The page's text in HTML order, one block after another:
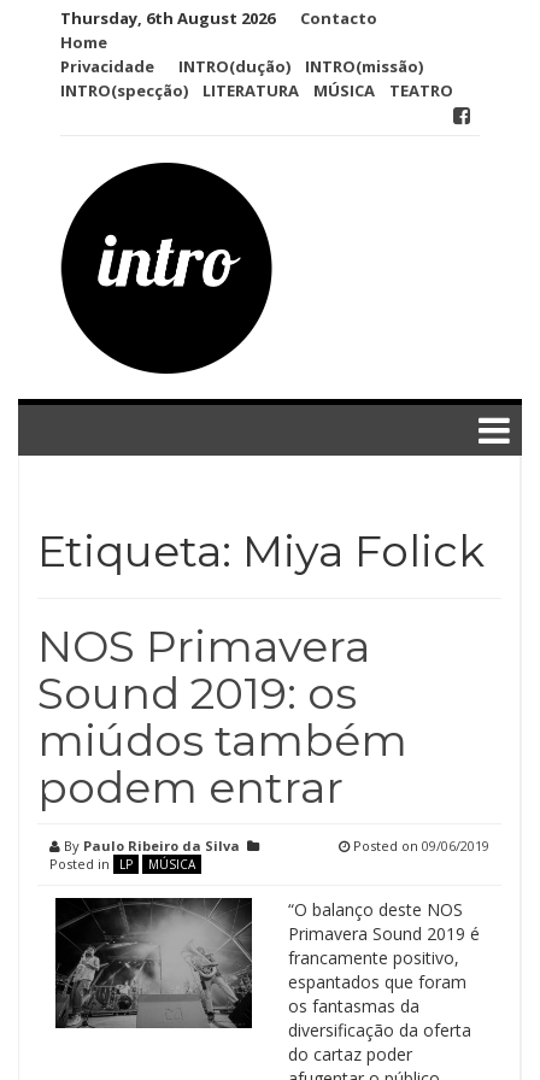
Thursday, 6th August 2026
Contacto
Home
Privacidade
INTRO(dução)
INTRO(missão)
INTRO(specção)
LITERATURA MÚSICA TEATRO
Etiqueta: Miya Folick
NOS Primavera
Sound 2019: os
miúdos também
podem entrar
By Paulo Ribeiro da Silva
Posted in
LP MÚSICA
Posted on 09/06/2019
“O balanço deste NOS
Primavera Sound 2019 é
francamente positivo,
espantados que foram
os fantasmas da
diversificação da oferta
do cartaz poder